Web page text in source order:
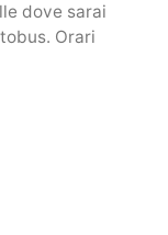
dove sarai
Orari